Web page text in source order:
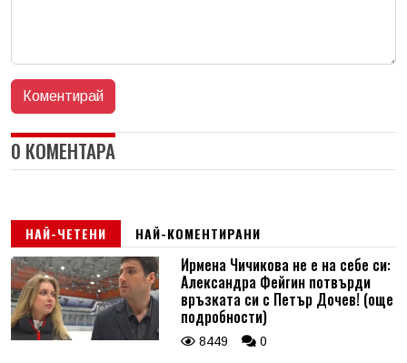
0 КОМЕНТАРА
НАЙ-ЧЕТЕНИ НАЙ-КОМЕНТИРАНИ
Ирмена Чичикова не е на себе си:
Александра Фейгин потвърди
връзката си с Петър Дочев! (още
подробности)
8449 0